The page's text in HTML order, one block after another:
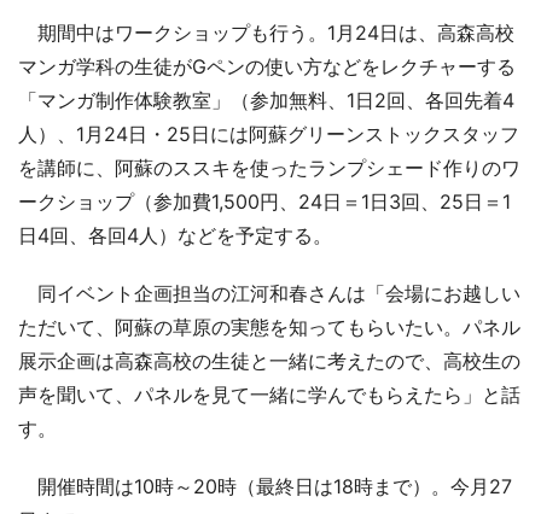
期間中はワークショップも行う。1月24日は、高森高校
マンガ学科の生徒がGペンの使い方などをレクチャーする
「マンガ制作体験教室」（参加無料、1日2回、各回先着4
人）、1月24日・25日には阿蘇グリーンストックスタッフ
を講師に、阿蘇のススキを使ったランプシェード作りのワ
ークショップ（参加費1,500円、24日＝1日3回、25日＝1
日4回、各回4人）などを予定する。
同イベント企画担当の江河和春さんは「会場にお越しい
ただいて、阿蘇の草原の実態を知ってもらいたい。パネル
展示企画は高森高校の生徒と一緒に考えたので、高校生の
声を聞いて、パネルを見て一緒に学んでもらえたら」と話
す。
開催時間は10時～20時（最終日は18時まで）。今月27